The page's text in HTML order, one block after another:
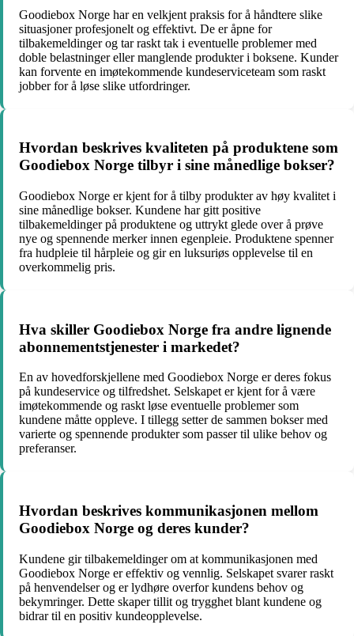
Goodiebox Norge har en velkjent praksis for å håndtere slike
situasjoner profesjonelt og effektivt. De er åpne for
tilbakemeldinger og tar raskt tak i eventuelle problemer med
doble belastninger eller manglende produkter i boksene. Kunder
kan forvente en imøtekommende kundeserviceteam som raskt
jobber for å løse slike utfordringer.
Hvordan beskrives kvaliteten på produktene som
Goodiebox Norge tilbyr i sine månedlige bokser?
Goodiebox Norge er kjent for å tilby produkter av høy kvalitet i
sine månedlige bokser. Kundene har gitt positive
tilbakemeldinger på produktene og uttrykt glede over å prøve
nye og spennende merker innen egenpleie. Produktene spenner
fra hudpleie til hårpleie og gir en luksuriøs opplevelse til en
overkommelig pris.
Hva skiller Goodiebox Norge fra andre lignende
abonnementstjenester i markedet?
En av hovedforskjellene med Goodiebox Norge er deres fokus
på kundeservice og tilfredshet. Selskapet er kjent for å være
imøtekommende og raskt løse eventuelle problemer som
kundene måtte oppleve. I tillegg setter de sammen bokser med
varierte og spennende produkter som passer til ulike behov og
preferanser.
Hvordan beskrives kommunikasjonen mellom
Goodiebox Norge og deres kunder?
Kundene gir tilbakemeldinger om at kommunikasjonen med
Goodiebox Norge er effektiv og vennlig. Selskapet svarer raskt
på henvendelser og er lydhøre overfor kundens behov og
bekymringer. Dette skaper tillit og trygghet blant kundene og
bidrar til en positiv kundeopplevelse.